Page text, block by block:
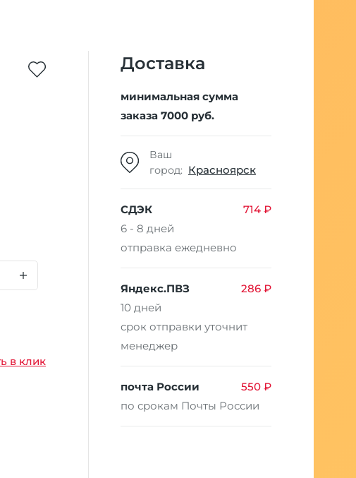
в клик
Доставка
минимальная сумма
заказа 7000 руб.
Ваш
город: Красноярск
СДЭК
714 ₽
6 - 8 дней
отправка ежедневно
Яндекс.ПВЗ
286 ₽
10 дней
срок отправки уточнит
менеджер
почта России
550 ₽
по срокам Почты России